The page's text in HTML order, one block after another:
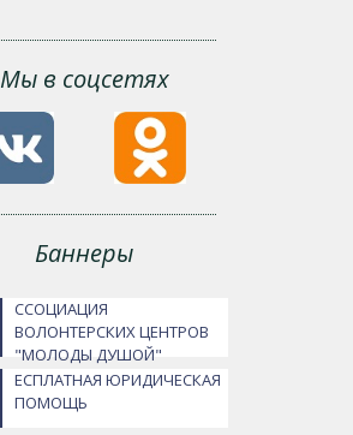
Мы в соцсетях
Баннеры
ССОЦИАЦИЯ
ВОЛОНТЕРСКИХ ЦЕНТРОВ
"МОЛОДЫ ДУШОЙ"
ЕСПЛАТНАЯ ЮРИДИЧЕСКАЯ
ПОМОЩЬ